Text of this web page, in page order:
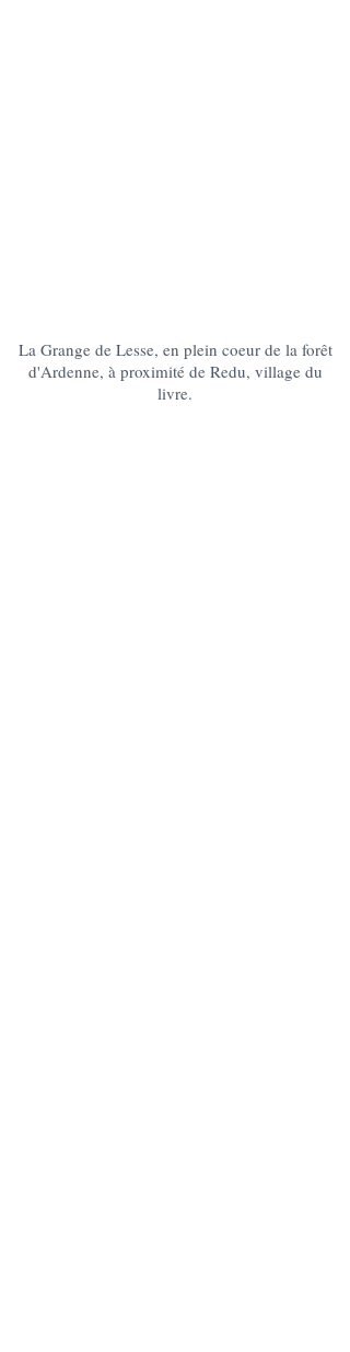
La Grange de Lesse, en plein coeur de la forêt
d'Ardenne, à proximité de Redu, village du
livre.